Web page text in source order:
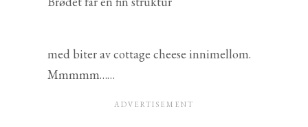
med biter av cottage cheese innimellom.
Mmmmm……